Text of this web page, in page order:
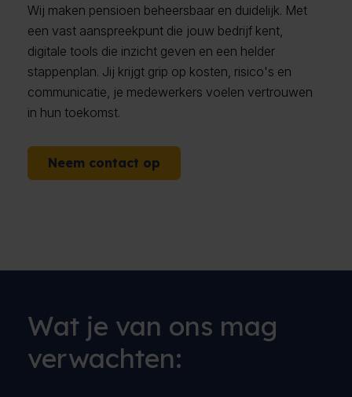
Wij maken pensioen beheersbaar en duidelijk. Met
een vast aanspreekpunt die jouw bedrijf kent,
digitale tools die inzicht geven en een helder
stappenplan. Jij krijgt grip op kosten, risico's en
communicatie, je medewerkers voelen vertrouwen
in hun toekomst.
Neem contact op
Wat je van ons mag
verwachten: